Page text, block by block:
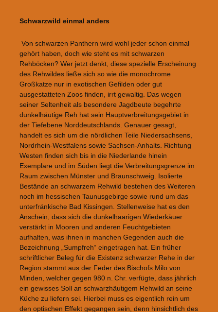
Schwarzwild einmal anders
Von schwarzen Panthern wird wohl jeder schon einmal
gehört haben, doch wie steht es mit schwarzen
Rehböcken? Wer jetzt denkt, diese spezielle Erscheinung
des Rehwildes ließe sich so wie die monochrome
Großkatze nur in exotischen Gefilden oder gut
ausgestatteten Zoos finden, irrt gewaltig. Das wegen
seiner Seltenheit als besondere Jagdbeute begehrte
dunkelhäutige Reh hat sein Hauptverbreitungsgebiet in
der Tiefebene Norddeutschlands. Genauer gesagt,
handelt es sich um die nördlichen Teile Niedersachsens,
Nordrhein-Westfalens sowie Sachsen-Anhalts. Richtung
Westen finden sich bis in die Niederlande hinein
Exemplare und im Süden liegt die Verbreitungsgrenze im
Raum zwischen Münster und Braunschweig. Isolierte
Bestände an schwarzem Rehwild bestehen des Weiteren
noch im hessischen Taunusgebirge sowie rund um das
unterfränkische Bad Kissingen. Stellenweise hat es den
Anschein, dass sich die dunkelhaarigen Wiederkäuer
verstärkt in Mooren und anderen Feuchtgebieten
aufhalten, was ihnen in manchen Gegenden auch die
Bezeichnung „Sumpfreh“ eingetragen hat. Ein früher
schriftlicher Beleg für die Existenz schwarzer Rehe in der
Region stammt aus der Feder des Bischofs Milo von
Minden, welcher gegen 980 n. Chr. verfügte, dass jährlich
ein gewisses Soll an schwarzhäutigem Rehwild an seine
Küche zu liefern sei. Hierbei muss es eigentlich rein um
den optischen Effekt gegangen sein, denn hinsichtlich des